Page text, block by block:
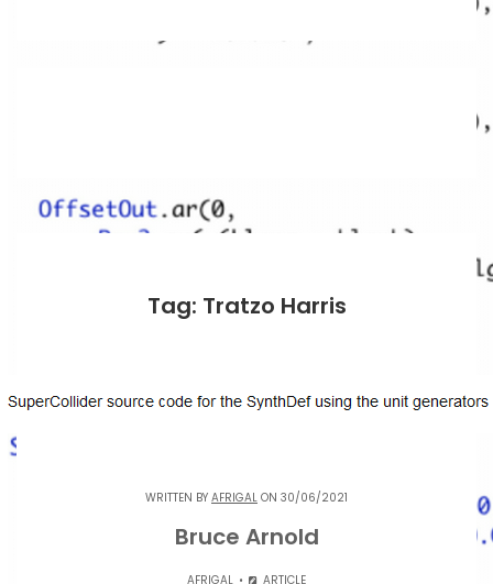
Tag: Tratzo Harris
WRITTEN BY AFRIGAL ON 30/06/2021
Bruce Arnold
AFRIGAL ARTICLE